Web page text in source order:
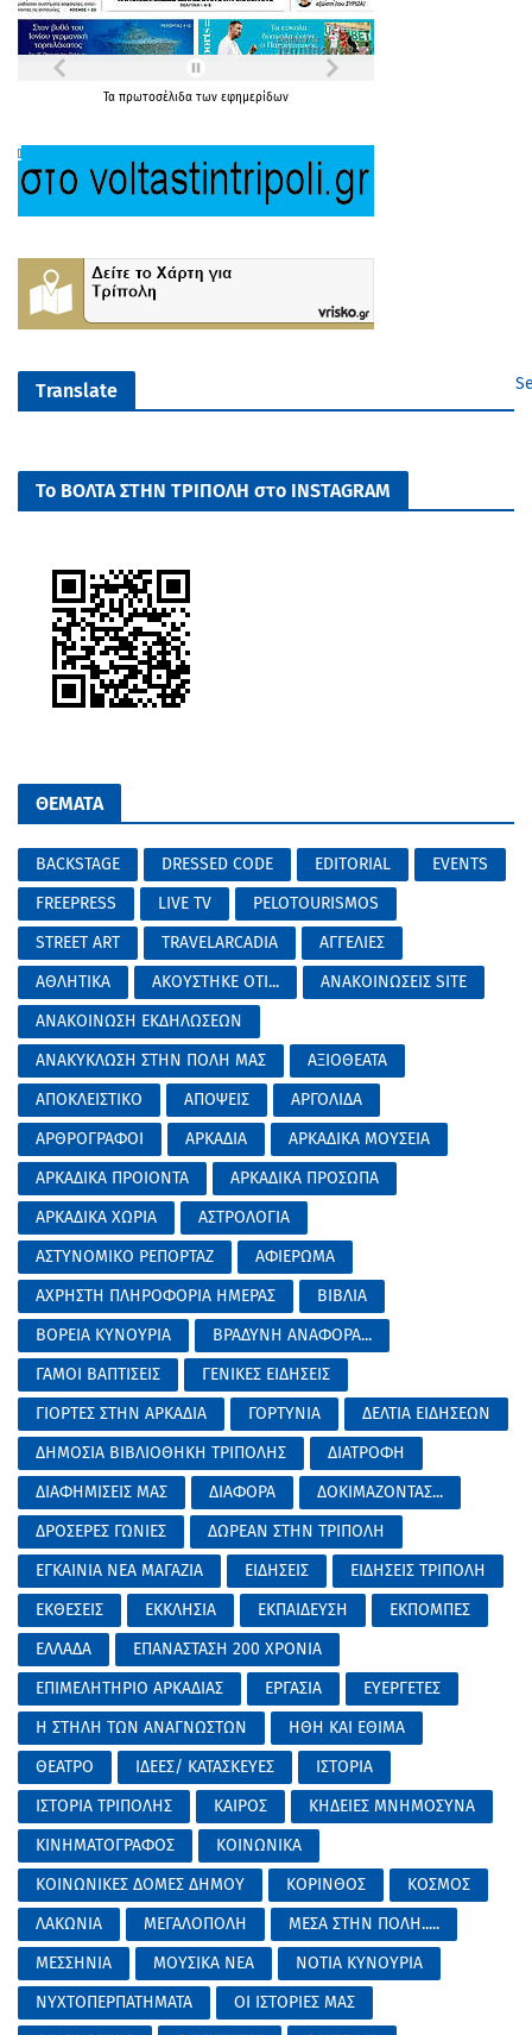
Τα πρωτοσέλιδα των εφημερίδων
Translate
Το ΒΟΛΤΑ ΣΤΗΝ ΤΡΙΠΟΛΗ στο INSTAGRAM
ΘΕΜΑΤΑ
BACKSTAGE DRESSED CODE EDITORIAL
EVENTS
FREEPRESS
LIVE TV
PELOTOURISMOS
STREET ART
TRAVELARCADIA
ΑΓΓΕΛΙΕΣ
ΑΘΛΗΤΙΚΑ
ΑΚΟΥΣΤΗΚΕ ΟΤΙ...
ΑΝΑΚΟΙΝΩΣΕΙΣ SITE
ΑΝΑΚΟΙΝΩΣΗ ΕΚΔΗΛΩΣΕΩΝ
ΑΝΑΚΥΚΛΩΣΗ ΣΤΗΝ ΠΟΛΗ ΜΑΣ
ΑΞΙΟΘΕΑΤΑ
ΑΠΟΚΛΕΙΣΤΙΚΟ
ΑΠΟΨΕΙΣ
ΑΡΓΟΛΙΔΑ
ΑΡΘΡΟΓΡΑΦΟΙ
ΑΡΚΑΔΙΑ
ΑΡΚΑΔΙΚΑ ΜΟΥΣΕΙΑ
ΑΡΚΑΔΙΚΑ ΠΡΟΙΟΝΤΑ
ΑΡΚΑΔΙΚΑ ΠΡΟΣΩΠΑ
ΑΡΚΑΔΙΚΑ ΧΩΡΙΑ
ΑΣΤΡΟΛΟΓΙΑ
ΑΣΤΥΝΟΜΙΚΟ ΡΕΠΟΡΤΑΖ
ΑΦΙΕΡΩΜΑ
ΑΧΡΗΣΤΗ ΠΛΗΡΟΦΟΡΙΑ ΗΜΕΡΑΣ
ΒΙΒΛΙΑ
ΒΟΡΕΙΑ ΚΥΝΟΥΡΙΑ
ΒΡΑΔΥΝΗ ΑΝΑΦΟΡΑ...
ΓΑΜΟΙ ΒΑΠΤΙΣΕΙΣ
ΓΕΝΙΚΕΣ ΕΙΔΗΣΕΙΣ
ΓΙΟΡΤΕΣ ΣΤΗΝ ΑΡΚΑΔΙΑ
ΓΟΡΤΥΝΙΑ
ΔΕΛΤΙΑ ΕΙΔΗΣΕΩΝ
ΔΗΜΟΣΙΑ ΒΙΒΛΙΟΘΗΚΗ ΤΡΙΠΟΛΗΣ
ΔΙΑΤΡΟΦΗ
ΔΙΑΦΗΜΙΣΕΙΣ ΜΑΣ
ΔΙΑΦΟΡΑ
ΔΟΚΙΜΑΖΟΝΤΑΣ...
ΔΡΟΣΕΡΕΣ ΓΩΝΙΕΣ
ΔΩΡΕΑΝ ΣΤΗΝ ΤΡΙΠΟΛΗ
ΕΓΚΑΙΝΙΑ ΝΕΑ ΜΑΓΑΖΙΑ
ΕΙΔΗΣΕΙΣ
ΕΙΔΗΣΕΙΣ ΤΡΙΠΟΛΗ
ΕΚΘΕΣΕΙΣ
ΕΚΚΛΗΣΙΑ ΕΚΠΑΙΔΕΥΣΗ
ΕΚΠΟΜΠΕΣ
ΕΛΛΑΔΑ
ΕΠΑΝΑΣΤΑΣΗ 200 ΧΡΟΝΙΑ
ΕΠΙΜΕΛΗΤΗΡΙΟ ΑΡΚΑΔΙΑΣ
ΕΡΓΑΣΙΑ
ΕΥΕΡΓΕΤΕΣ
Η ΣΤΗΛΗ ΤΩΝ ΑΝΑΓΝΩΣΤΩΝ
ΗΘΗ ΚΑΙ ΕΘΙΜΑ
ΘΕΑΤΡΟ
ΙΔΕΕΣ/ ΚΑΤΑΣΚΕΥΕΣ
ΙΣΤΟΡΙΑ
ΙΣΤΟΡΙΑ ΤΡΙΠΟΛΗΣ
ΚΑΙΡΟΣ
ΚΗΔΕΙΕΣ ΜΝΗΜΟΣΥΝΑ
ΚΙΝΗΜΑΤΟΓΡΑΦΟΣ
ΚΟΙΝΩΝΙΚΑ
ΚΟΙΝΩΝΙΚΕΣ ΔΟΜΕΣ ΔΗΜΟΥ
ΚΟΡΙΝΘΟΣ
ΚΟΣΜΟΣ
ΛΑΚΩΝΙΑ
ΜΕΓΑΛΟΠΟΛΗ
ΜΕΣΑ ΣΤΗΝ ΠΟΛΗ.....
ΜΕΣΣΗΝΙΑ
ΜΟΥΣΙΚΑ ΝΕΑ
ΝΟΤΙΑ ΚΥΝΟΥΡΙΑ
ΝΥΧΤΟΠΕΡΠΑΤΗΜΑΤΑ
ΟΙ ΙΣΤΟΡΙΕΣ ΜΑΣ